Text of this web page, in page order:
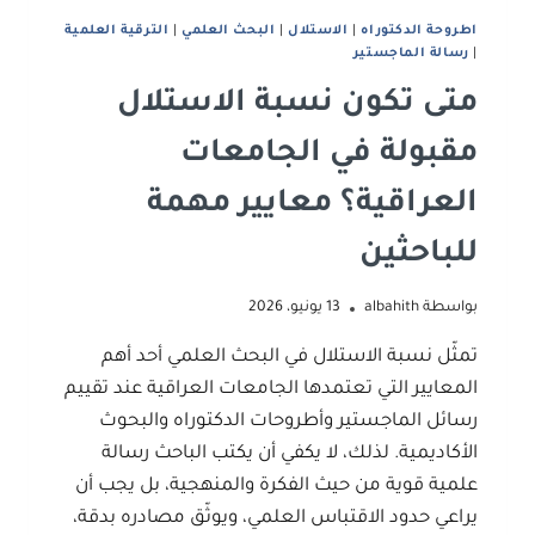
اطروحة الدكتوراه| الاستلال البحث العلمي
الترقية العلمية
رﺳﺎﻟﺔ اﻟﻤﺎﺟﺴﺘﻴﺮ
متى تكون نسبة الاستلال
مقبولة في الجامعات
العراقية؟ معايير مهمة
للباحثين
بواسطة albahith 13 يونيو، 2026
تمثّل نسبة الاستلال في البحث العلمي أحد أهم
المعايير التي تعتمدها الجامعات العراقية عند تقييم
رسائل الماجستير وأطروحات الدكتوراه والبحوث
الأكاديمية. لذلك، لا يكفي أن يكتب الباحث رسالة
علمية قوية من حيث الفكرة والمنهجية، بل يجب أن
يراعي حدود الاقتباس العلمي، ويوثّق مصادره بدقة،